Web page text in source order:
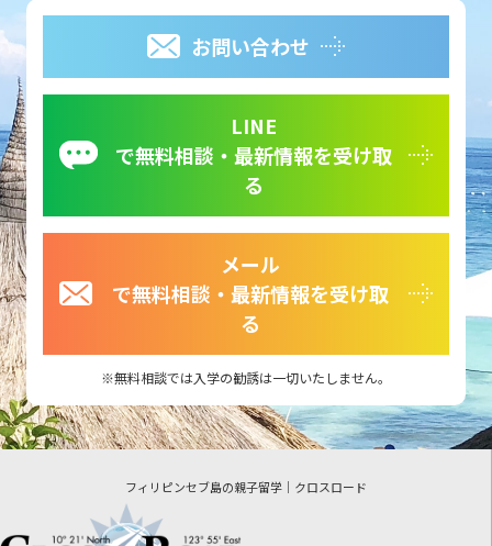
お問い合わせ
LINE
で無料相談・最新情報を受け取
る
メール
で無料相談・最新情報を受け取
る
無料相談では入学の勧誘は一切いたしません。
フィリピンセブ島の親子留学｜クロスロード